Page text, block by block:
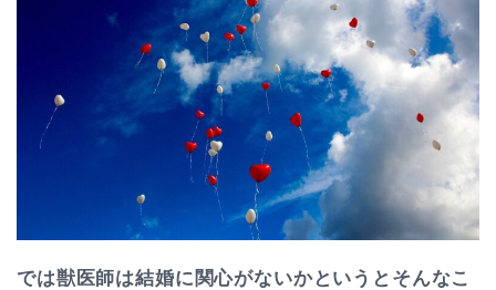
では獣医師は結婚に関心がないかというとそんなこ